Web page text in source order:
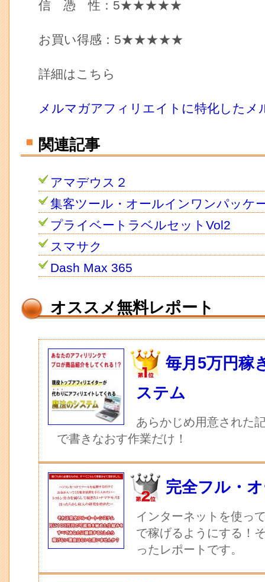
信 憑 性：5★★★★★
お買い得感：5★★★★★
詳細はこちら
メルマガアフィリエイトに特化したメ
関連記事
アマデウス２
集客ツール・オールインワンパッケ
プライベートラベルセットVol2
スマサク
Dash Max 365
オススメ無料レポート
毎月5万円稼
ステム
あらかじめ用意された
で書きなおす作業だけ！
完全フル・
インターネットを使っ
で稼げるようにする！
ったレポートです。